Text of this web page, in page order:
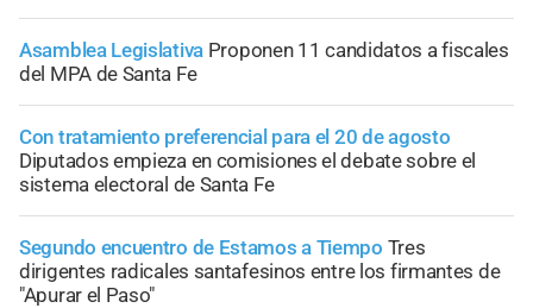
Asamblea Legislativa Proponen 11 candidatos a fiscales
del MPA de Santa Fe
Con tratamiento preferencial para el 20 de agosto
Diputados empieza en comisiones el debate sobre el
sistema electoral de Santa Fe
Segundo encuentro de Estamos a Tiempo Tres
dirigentes radicales santafesinos entre los firmantes de
"Apurar el Paso"